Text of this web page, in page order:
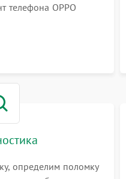
телефона OPPO
определим поломку